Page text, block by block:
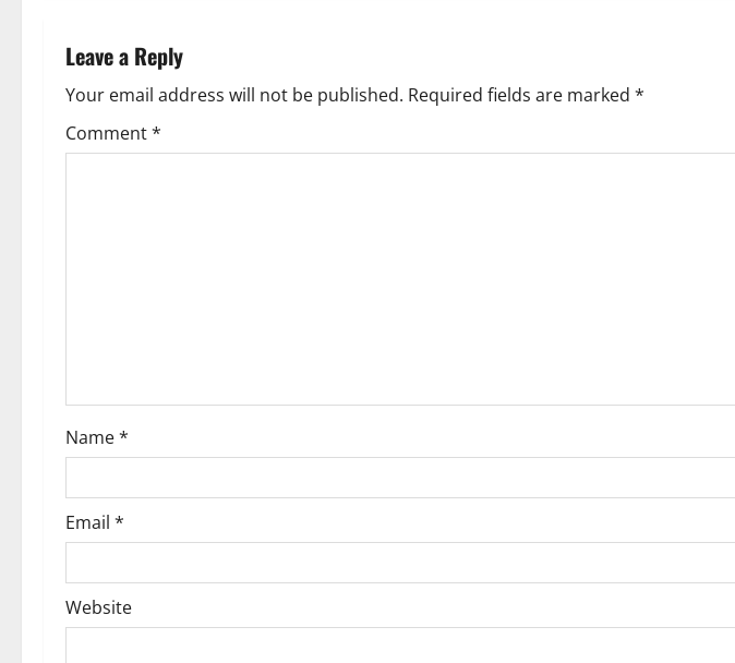
n
a
v
o
n
Leave a Reply
Your email address will not be published. Required fields are marked *
Comment*
Name*
Email *
Website